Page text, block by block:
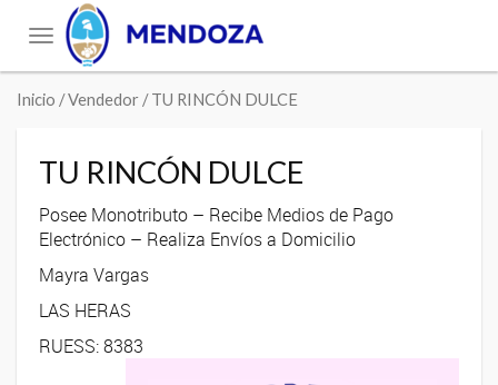
Toggle
navigation
Inicio / Vendedor / TU RINCÓN DULCE
TU RINCÓN DULCE
Posee Monotributo – Recibe Medios de Pago
Electrónico – Realiza Envíos a Domicilio
Mayra Vargas
LAS HERAS
RUESS: 8383